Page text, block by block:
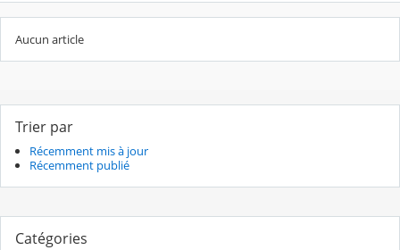
Aucun article
Trier par
Récemment mis à jour
Récemment publié
Catégories